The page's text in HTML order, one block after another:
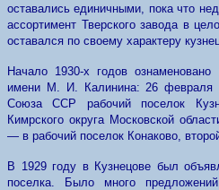
оставались единичными, пока что
ассортимент Тверского завода в
оставался по своему характеру
Начало 1930-х годов
имени М. И. Калинина: 26 февраля
Союза ССР рабочий поселок
Кимрского округа Московской
— в рабочий поселок Конаково,
В 1929 году в Кузнецове был
поселка. Было много